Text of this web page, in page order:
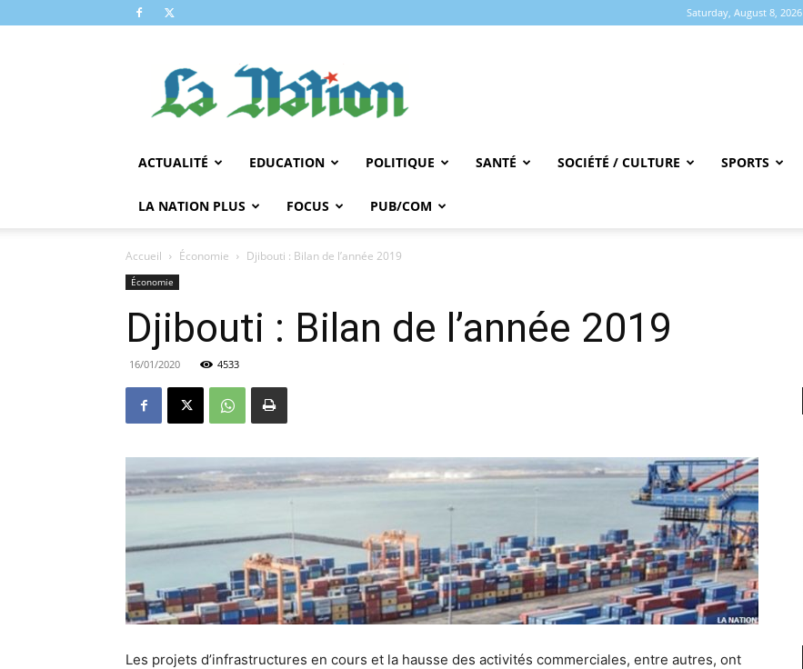
Saturday, August 8, 2026
NATION
ACTUALITÉ EDUCATION POLITIQUE SANTÉ SOCIÉTÉ / CULTURE SPORTS
LA NATION PLUS FOCUS PUB/COM
Accueil Économie Djibouti : Bilan de l’année 2019
Économie
Djibouti : Bilan de l’année 2019
16/01/2020 4533
Les projets d’infrastructures en cours et la hausse des activités commerciales, entre autres, ont